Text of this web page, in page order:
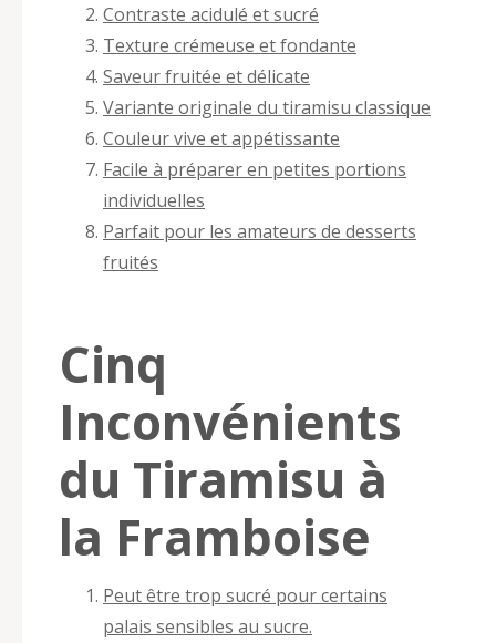
Contraste acidulé et sucré
Texture crémeuse et fondante
Saveur fruitée et délicate
Variante originale du tiramisu classique
Couleur vive et appétissante
Facile à préparer en petites portions
individuelles
Parfait pour les amateurs de desserts
fruités
Cinq
Inconvénients
du Tiramisu à
la Framboise
Peut être trop sucré pour certains
palais sensibles au sucre.